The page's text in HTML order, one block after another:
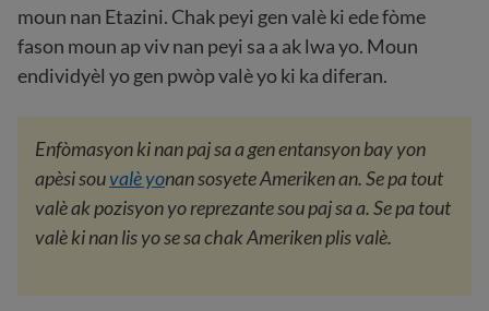
moun nan Etazini. Chak peyi gen valè ki ede fòme
fason moun ap viv nan peyi sa a ak lwa yo. Moun
endividyèl yo gen pwòp valè yo ki ka diferan.
Enfòmasyon ki nan paj sa a gen entansyon bay yon
apèsi souvalè yonan sosyete Ameriken an. Se pa tout
valè ak pozisyon yo reprezante sou paj sa a. Se pa tout
valè ki nan lis yo se sa chak Ameriken plis valè.